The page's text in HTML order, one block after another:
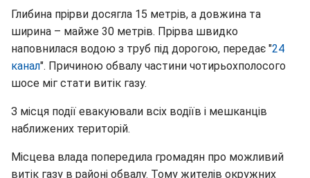
Глибина прірви досягла 15 метрів, а довжина та
ширина – майже 30 метрів. Прірва швидко
наповнилася водою з труб під дорогою, передає "24
канал". Причиною обвалу частини чотирьохполосого
шосе міг стати витік газу.
З місця події евакуювали всіх водіїв і мешканців
наближених територій.
Місцева влада попередила громадян про можливий
витік газу в районі обвалу. Тому жителів окружних